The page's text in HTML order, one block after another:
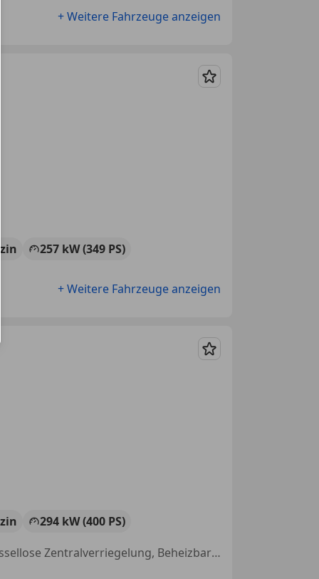
+ Weitere Fahrzeuge anzeigen
Merken
257 kW (349 PS)
+ Weitere Fahrzeuge anzeigen
Merken
294 kW (400 PS)
Fahrerairbag, Scheckheftgepflegt, Sitzheizung, Sportfahrwerk, Schlüssellose Zentralverriegelung, Beheizbares Lenkrad, Alarmanlage, Luftfederung